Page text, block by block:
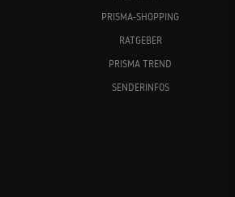
PRISMA-SHOPPING
RATGEBER
PRISMA TREND
SENDERINFOS